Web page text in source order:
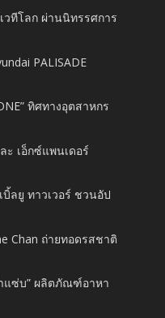
วทีโลก ผ่านนิทรรศการ
PALISADE
ทิศทางอุตสาหกร
ะ เอ็กซ์แพนเดอร์
ลยู ทาวเวอร์ ชวนอัป
Chan ถ่ายทอดรสชาติ
แซ่บ” ผลิตภัณฑ์อาหา